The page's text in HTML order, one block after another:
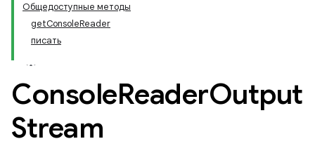
Общедоступные методы
getConsoleReader
писать
ConsoleReaderOutput
Stream